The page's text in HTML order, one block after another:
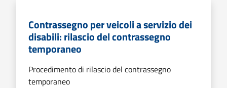
Contrassegno per veicoli a servizio dei
disabili: rilascio del contrassegno
temporaneo
Procedimento di rilascio del contrassegno
temporaneo